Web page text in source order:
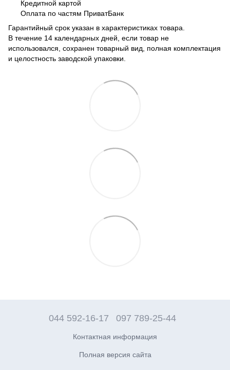
Кредитной картой
Оплата по частям ПриватБанк
Гарантийный срок указан в характеристиках товара.
В течение 14 календарных дней, если товар не
использовался, сохранен товарный вид, полная комплектация
и целостность заводской упаковки.
044 592-16-17 097 789-25-44
Контактная информация
Полная версия сайта